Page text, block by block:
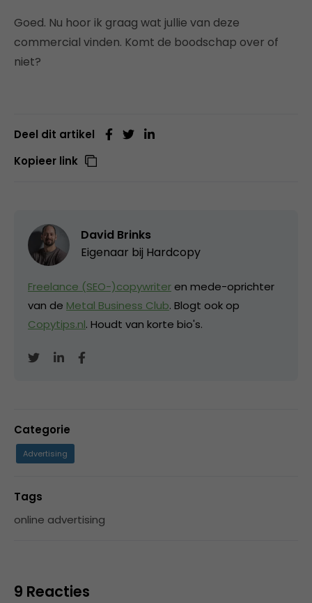
Goed. Nu hoor ik graag wat jullie van deze
commercial vinden. Komt de boodschap over of
niet?
Deel dit artikel
Kopieer link
David Brinks
Eigenaar bij Hardcopy
Freelance (SEO-)copywriter en mede-oprichter
van de Metal Business Club. Blogt ook op
Copytips.nl. Houdt van korte bio's.
Categorie
Advertising
Tags
online advertising
9 Reacties